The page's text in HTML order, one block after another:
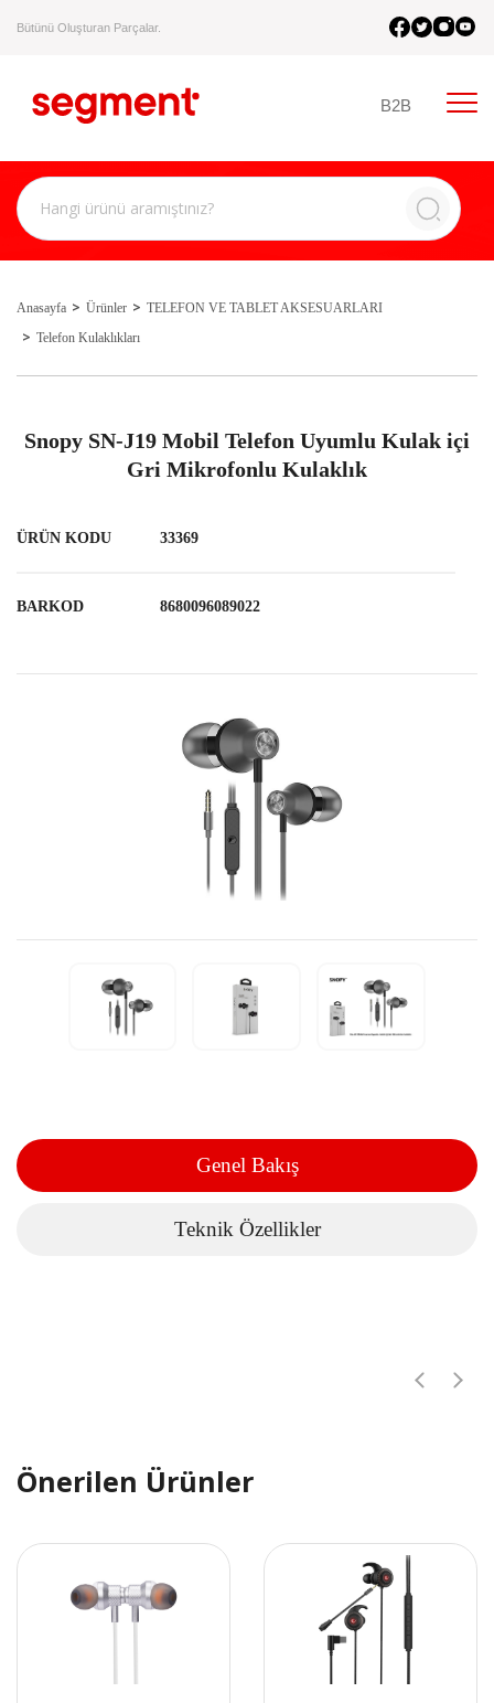
Bütünü Oluşturan Parçalar.
B2B
Anasayfa Ürünler
TELEFON VE TABLET AKSESUARLARI
Telefon Kulaklıkları
Snopy SN-J19 Mobil Telefon Uyumlu Kulak içi
Gri Mikrofonlu Kulaklık
ÜRÜN KODU 33369
BARKOD 8680096089022
Genel Bakış
Teknik Özellikler
Önerilen Ürünler